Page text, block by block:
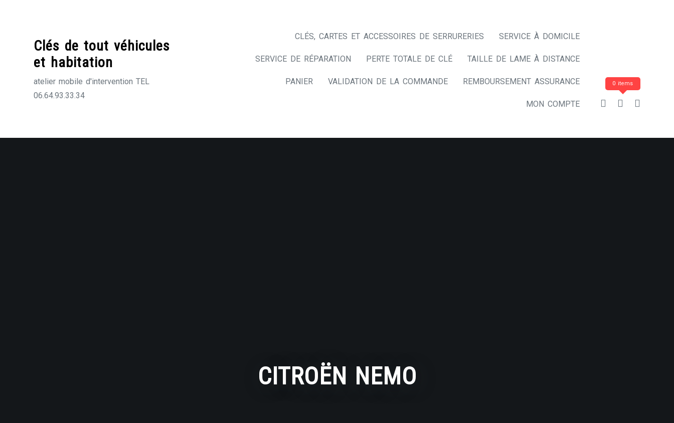
Clés de tout véhicules
et habitation
atelier mobile d'intervention TEL
06.64.93.33.34
CLÉS, CARTES ET ACCESSOIRES DE SERRURERIES SERVICE À DOMICILE
SERVICE DE RÉPARATION PERTE TOTALE DE CLÉ TAILLE DE LAME À DISTANCE
PANIER VALIDATION DE LA COMMANDE REMBOURSEMENT ASSURANCE
MON COMPTE
0 items
CITROËN NEMO